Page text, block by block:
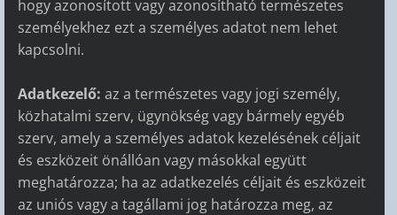
hogy azonosított vagy azonosítható természetes
személyekhez ezt a személyes adatot nem lehet
kapcsolni.
Adatkezelő: az a természetes vagy jogi személy,
közhatalmi szerv, ügynökség vagy bármely egyéb
szerv, amely a személyes adatok kezelésének céljait
és eszközeit önállóan vagy másokkal együtt
meghatározza; ha az adatkezelés céljait és eszközeit
az uniós vagy a tagállami jog határozza meg, az